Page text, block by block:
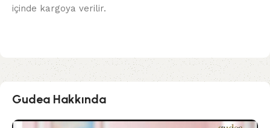
içinde kargoya verilir.
Gudea Hakkında